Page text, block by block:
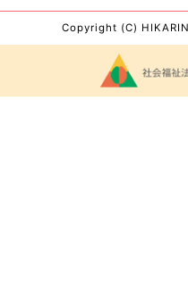
Copyright (C)